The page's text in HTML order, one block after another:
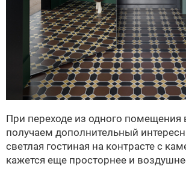
При переходе из одного помещения
получаем дополнительный
светлая гостиная на контрасте с
кажется еще просторнее и